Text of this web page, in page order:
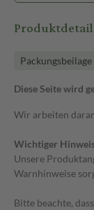
Packungsbeilage
Diese Seite wird
Wir arbeiten
Wichtiger
Unsere
Warnhinweise
Bitte beachte,